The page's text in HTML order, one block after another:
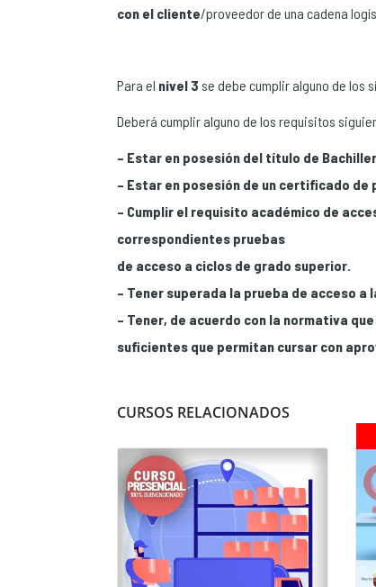
con el cliente/proveedor de una cadena
Para el nivel 3 se debe cumplir alguno de los
Deberá cumplir alguno de los requisitos
– Estar en posesión del título de
– Estar en posesión de un certificado
– Cumplir el requisito académico de
correspondientes pruebas
de acceso a ciclos de grado superior.
– Tener superada la prueba de acceso a
– Tener, de acuerdo con la normativa
suficientes que permitan cursar con
CURSOS RELACIONADOS